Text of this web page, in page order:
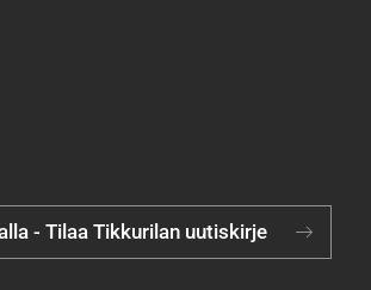
- Tilaa Tikkurilan uutiskirje